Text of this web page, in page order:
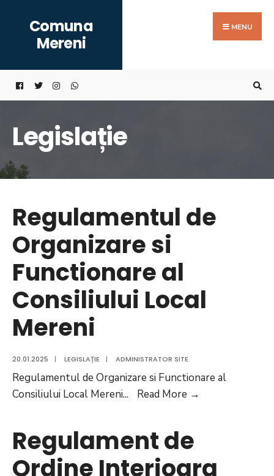
content
Comuna
Mereni
MENU
Legislație
Regulamentul de
Organizare si
Functionare al
Consiliului Local
Mereni
20.01.2025 | LEGISLAȚIE | ADMINISTRATOR SITE
Regulamentul de Organizare si Functionare al
Consiliului Local Mereni... Read More →
Functionare
Regulament de
Ordine Interioara
for: